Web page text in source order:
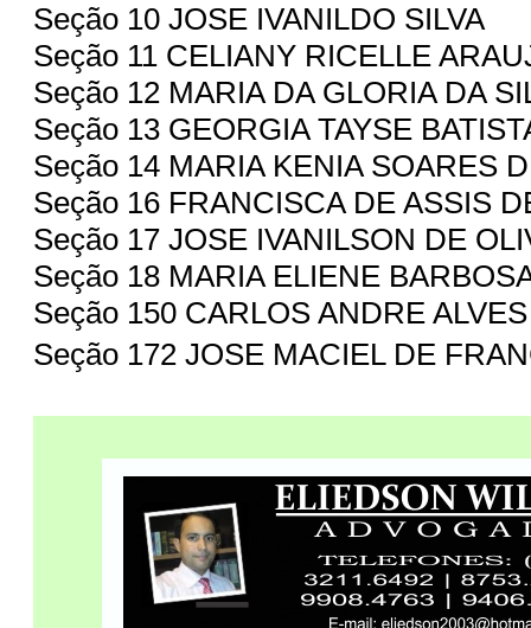
Seção 10 JOSE IVANILDO SILVA
Seção 11 CELIANY RICELLE
Seção 12 MARIA DA GLORIA DA
Seção 13 GEORGIA TAYSE
Seção 14 MARIA KENIA SOARES
Seção 16 FRANCISCA DE ASSIS
Seção 17 JOSE IVANILSON DE
Seção 18 MARIA ELIENE
Seção 150 CARLOS ANDRE
Seção 172 JOSE MACIEL DE